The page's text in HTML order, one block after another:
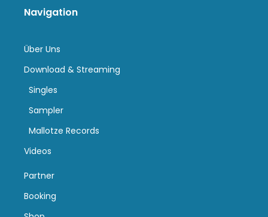
Navigation
Über Uns
Download & Streaming
Singles
Sampler
Mallotze Records
Videos
Partner
Booking